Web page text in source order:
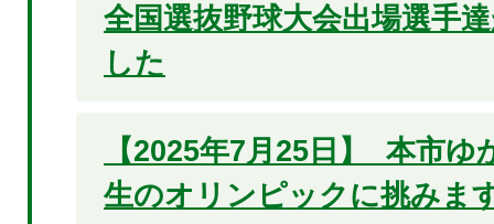
全国選抜野球大会出場選手
した
【2025年7月25日】 本市ゆ
生のオリンピックに挑みま